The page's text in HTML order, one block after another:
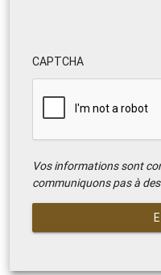
CAPTCHA
Vos informations sont
communiquons pas à